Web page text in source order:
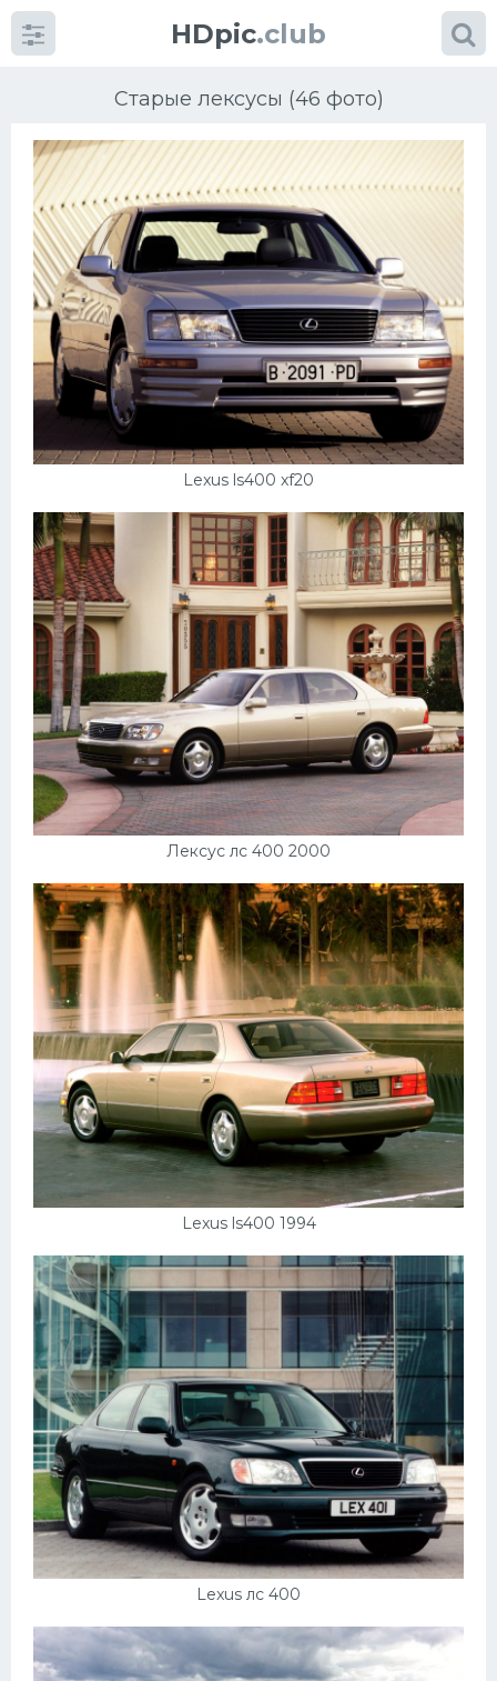
HDpic.club
Старые лексусы (46 фото)
Lexus ls400 xf20
Лексус лс 400 2000
Lexus ls400 1994
Lexus лс 400
Категории
Разное
Автомобили
Красивые фото машин
УРАЛ
Пежо
Ауди
Гараж
Русские авто
Вольво
БМВ
МАЗ
Сузуки
Фольксваген
Лексус
Дэу
Скания
Форд
Черри
Джили
Хавал
Кавасаки
Инфинити
ЛУАЗ
Фиат
Ситроен
Субару
Опель
Подводные лодки
Митсубиси
Киа
Крайслер